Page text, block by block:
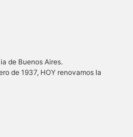
de Buenos Aires.
de 1937, HOY renovamos la